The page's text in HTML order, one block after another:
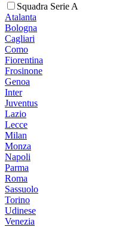
Squadra Serie A
Atalanta
Bologna
Cagliari
Como
Fiorentina
Frosinone
Genoa
Inter
Juventus
Lazio
Lecce
Milan
Monza
Napoli
Parma
Roma
Sassuolo
Torino
Udinese
Venezia